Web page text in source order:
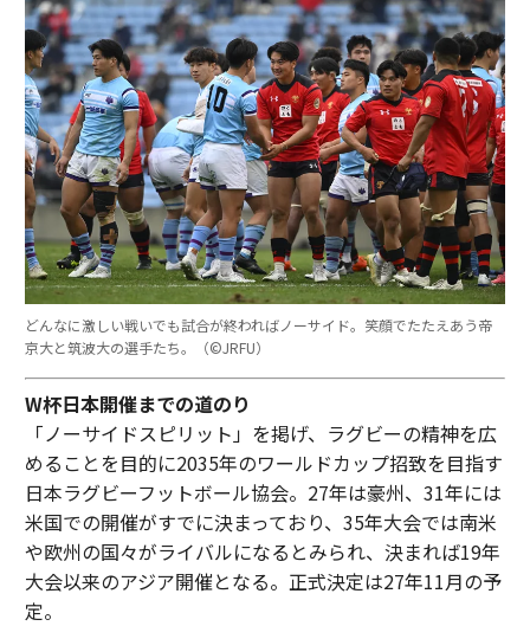
どんなに激しい戦いでも試合が終わればノーサイド。笑顔でたたえあう帝
京大と筑波大の選手たち。（©︎JRFU）
W杯日本開催までの道のり
「ノーサイドスピリット」を掲げ、ラグビーの精神を広
めることを目的に2035年のワールドカップ招致を目指す
日本ラグビーフットボール協会。27年は豪州、31年には
米国での開催がすでに決まっており、35年大会では南米
や欧州の国々がライバルになるとみられ、決まれば19年
大会以来のアジア開催となる。正式決定は27年11月の予
定。